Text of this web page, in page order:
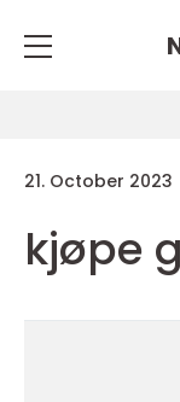
21. October 2023
kjøpe